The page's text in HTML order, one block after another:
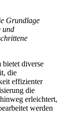
Grundlage
und
diverse
die
effizienter
die
erleichtert,
werden